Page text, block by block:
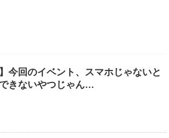
】今回のイベント、スマホじゃないと
きないやつじゃん…